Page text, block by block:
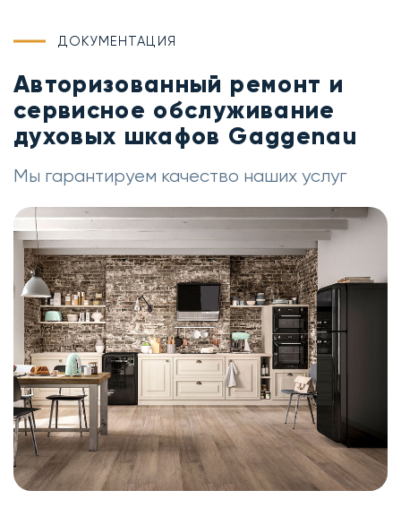
ДОКУМЕНТАЦИЯ
Авторизованный ремонт и
сервисное обслуживание
духовых шкафов Gaggenau
Мы гарантируем качество наших услуг